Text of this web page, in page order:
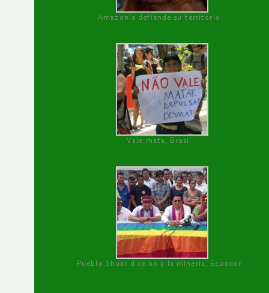
Amazonía defiende su territorio
Vale mata, Brasil
Pueblo Shuar dice no a la minería, Ecuador